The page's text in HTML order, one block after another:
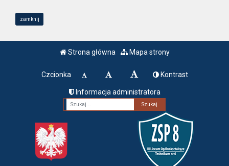
zamknij
Strona główna Mapa strony
Czcionka Kontrast
Informacja administratora
Fraza